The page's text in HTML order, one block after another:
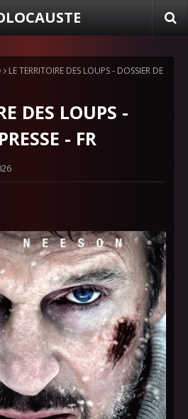
LE TERRITOIRE DES LOUPS - DOSSIER DE
DES LOUPS -
- FR